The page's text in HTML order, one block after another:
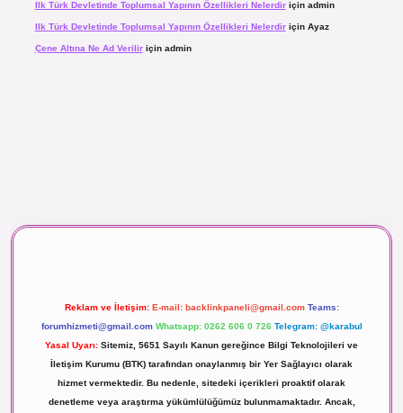
Ilk Türk Devletinde Toplumsal Yapının Özellikleri Nelerdiriçin admin
Ilk Türk Devletinde Toplumsal Yapının Özellikleri Nelerdiriçin Ayaz
Çene Altına Ne Ad Veriliriçin admin
Reklam ve İletişim: E-mail: backlinkpaneli@gmail.com Teams:
forumhizmeti@gmail.com Whatsapp: 0262 606 0 726 Telegram: @karabul
Yasal Uyarı: Sitemiz, 5651 Sayılı Kanun gereğince Bilgi Teknolojileri ve
İletişim Kurumu (BTK) tarafından onaylanmış bir Yer Sağlayıcı olarak
hizmet vermektedir. Bu nedenle, sitedeki içerikleri proaktif olarak
denetleme veya araştırma yükümlülüğümüz bulunmamaktadır. Ancak,